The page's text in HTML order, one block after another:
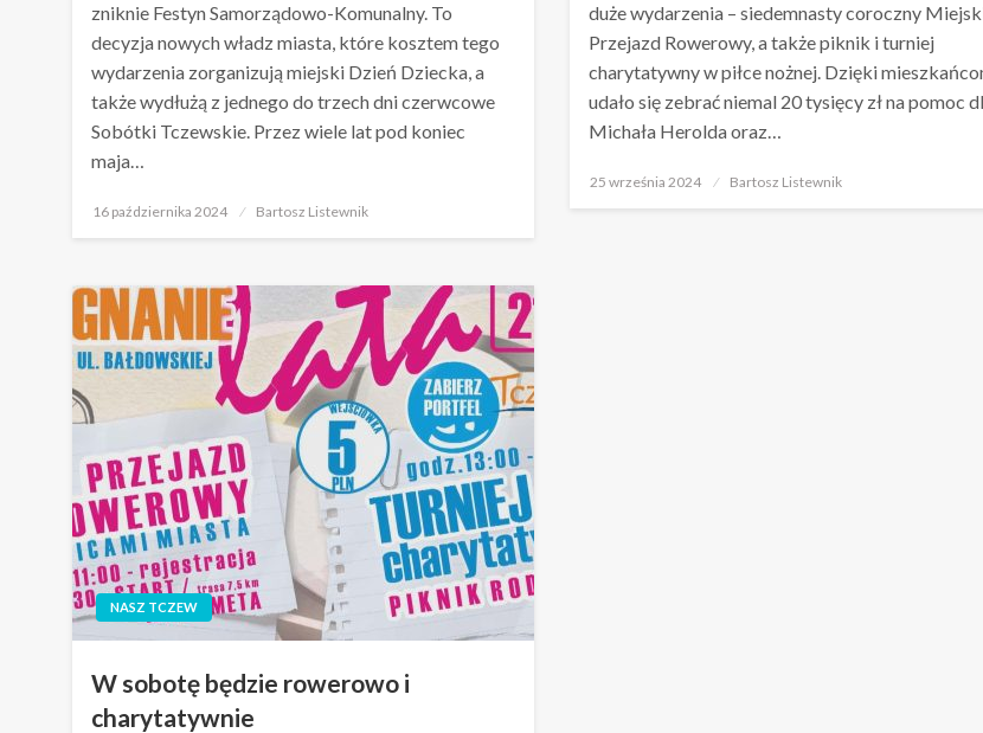
zniknie Festyn Samorządowo-Komunalny. To
decyzja nowych władz miasta, które kosztem tego
wydarzenia zorganizują miejski Dzień Dziecka, a
także wydłużą z jednego do trzech dni czerwcowe
Sobótki Tczewskie. Przez wiele lat pod koniec
maja…
Opublikowane
16 października 2024 Bartosz Listewnik
duże wydarzenia – siedemnasty coroczny
Przejazd Rowerowy, a także piknik i turniej
charytatywny w piłce nożnej. Dzięki
udało się zebrać niemal 20 tysięcy zł na pomoc
Michała Herolda oraz…
Opublikowane
25 września 2024 Bartosz Listewnik
NASZ TCZEW
W sobotę będzie rowerowo i
charytatywnie